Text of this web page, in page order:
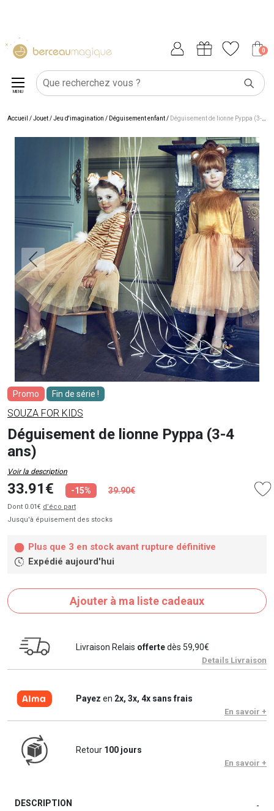
0
MENU
Accueil /Jouet/Jeu d'imagination / Déguisement enfant/ Déguisement de lionne Pyppa (3-4 ans)
Promo Fin de série !
SOUZA FOR KIDS
Déguisement de lionne Pyppa (3-4
ans)
Voir la description
33.91€ -15% 39.90€
Dont 0.01€ d’éco part
Jusqu'à épuisement des stocks
Plus que 3 en stock avant rupture définitive
Expédié aujourd'hui
Ajouter à ma liste cadeaux
Livraison Relais offertedès 59,90€
Details Livraison
Payez en 2x, 3x, 4x sans frais
En savoir +
Retour 100 jours
En savoir +
DESCRIPTION -